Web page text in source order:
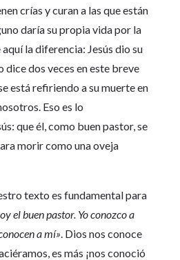
crías y curan a las que están
daría su propia vida por la
la diferencia: Jesús dio su
dice dos veces en este breve
está refiriendo a su muerte en
Eso es lo
que él, como buen pastor, se
morir como una oveja
texto es fundamental para
el buen pastor. Yo conozco a
a mí». Dios nos conoce
es más ¡nos conoció